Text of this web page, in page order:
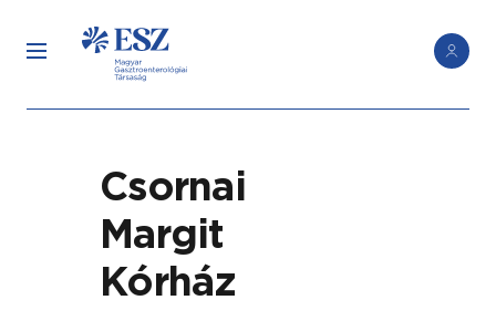
Csornai
Margit
Kórház